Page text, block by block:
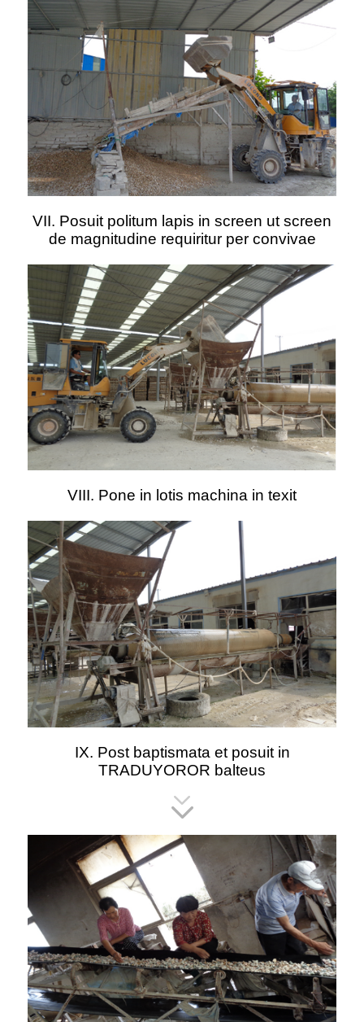
VII. Posuit politum lapis in screen ut screen
de magnitudine requiritur per convivae
VIII. Pone in lotis machina in texit
IX. Post baptismata et posuit in
TRADUYOROR balteus